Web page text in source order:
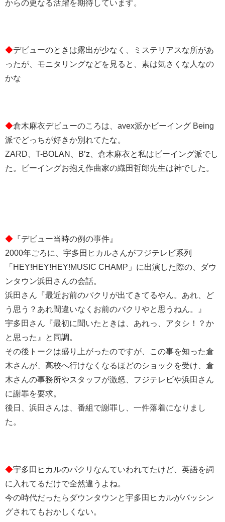
からの更なる活躍を期待しています。
◆デビューのときは露出が少なく、ミステリアスな所があ
ったが、モニタリングなどを見ると、素は気さくな人なの
かな
◆倉木麻衣デビューのころは、avex派かビーイング Being
派でどっちが好きか別れてたな。
ZARD、T-BOLAN、B’z、倉木麻衣と私はビーイング派でし
た。ビーイングお抱え作曲家の織田哲郎先生は神でした。
◆ 『デビュー当時の例の事件』
2000年ごろに、宇多田ヒカルさんがフジテレビ系列
「HEY!HEY!HEY!MUSIC CHAMP」に出演した際の、ダウ
ンタウン浜田さんの会話。
浜田さん『最近お前のパクリが出てきてるやん。あれ、ど
う思う？あれ間違いなくお前のパクリやと思うねん。』
宇多田さん『最初に聞いたときは、あれっ、アタシ！？か
と思った』と同調。
その後トークは盛り上がったのですが、この事を知った倉
木さんが、高校へ行けなくなるほどのショックを受け、倉
木さんの事務所やスタッフが激怒、フジテレビや浜田さん
に謝罪を要求。
後日、浜田さんは、番組で謝罪し、一件落着になりまし
た。
◆宇多田ヒカルのパクリなんていわれてたけど、英語を詞
に入れてるだけで全然違うよね。
今の時代だったらダウンタウンと宇多田ヒカルがバッシン
グされてもおかしくない。